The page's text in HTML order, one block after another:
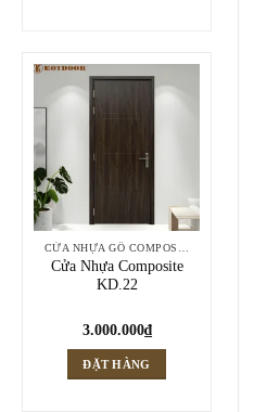
Cửa Nhựa Composite
KD.22
3.000.000₫
ĐẶT HÀNG